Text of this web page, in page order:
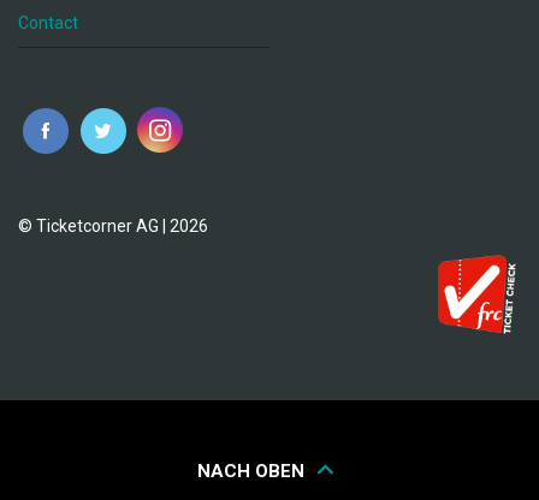
Contact
fr
© Ticketcorner AG | 2026
NACH OBEN